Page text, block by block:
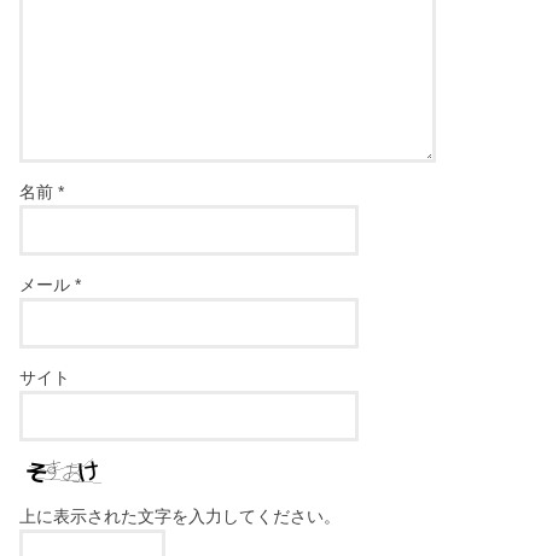
名前*
メール*
サイト
上に表示された文字を入力してください。